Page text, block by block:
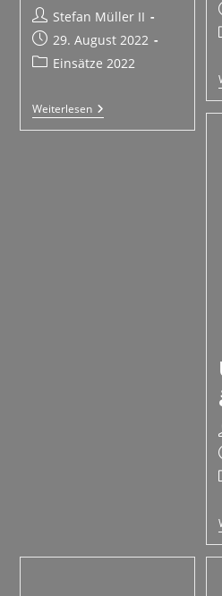
Stefan Müller II
29. August 2022
Einsätze 2022
Weiterlesen